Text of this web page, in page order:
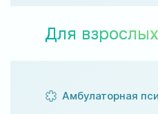
Для взрослых
Амбулаторная